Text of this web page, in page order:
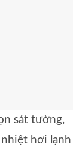
sát tường,
hơi lạnh